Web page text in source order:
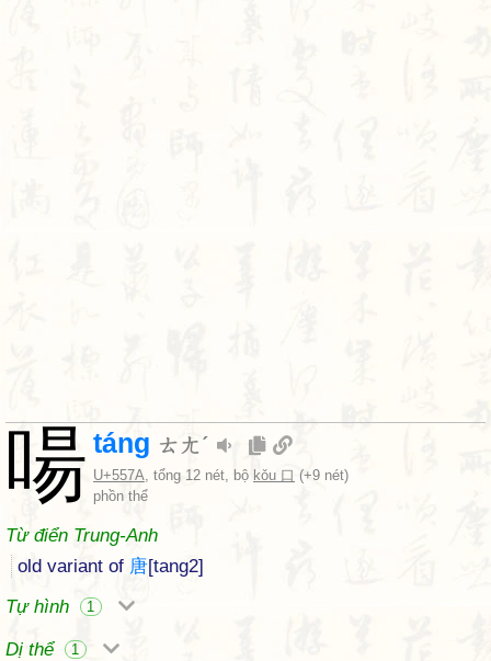
啺 táng ㄊㄤˊ
U+557A, tổng 12 nét, bộ kǒu 口 (+9 nét)
phồn thể
Từ điển Trung-Anh
old variant of 唐[tang2]
Tự hình
1
Dị thể 1